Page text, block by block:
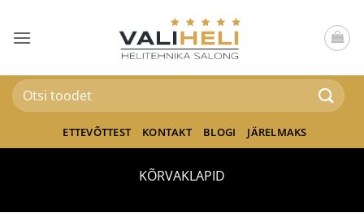
content
Otsi:
ETTEVÕTTEST KONTAKT BLOGI JÄRELMAKS
KÕRVAKLAPID